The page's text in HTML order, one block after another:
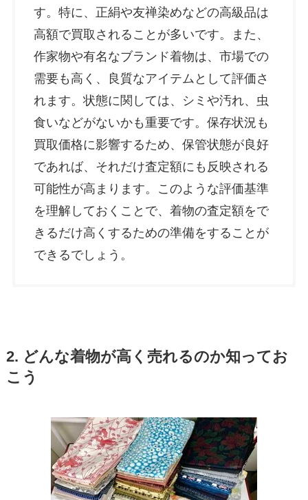
す。特に、正絹や友禅染めなどの高級品は
高額で買取されることが多いです。また、
作家物や有名なブランド着物は、市場での
需要も高く、良質なアイテムとして評価さ
れます。状態に関しては、シミや汚れ、虫
食いなどがないかも重要です。保存状況も
買取価格に影響するため、保管状態が良好
であれば、それだけ査定額にも反映される
可能性が高まります。このような評価基準
を理解しておくことで、着物の査定額をで
きるだけ高くするための準備をすることが
できるでしょう。
2. どんな着物が高く売れるのか知ってお
こう